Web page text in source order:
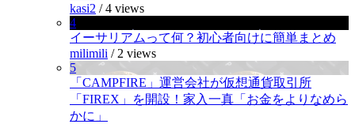
kasi2 /4 views
4
イーサリアムって何？初心者向けに簡単まとめ
milimili / 2 views
5
「CAMPFIRE」運営会社が仮想通貨取引所
「FIREX」を開設！家入一真「お金をよりなめら
かに」